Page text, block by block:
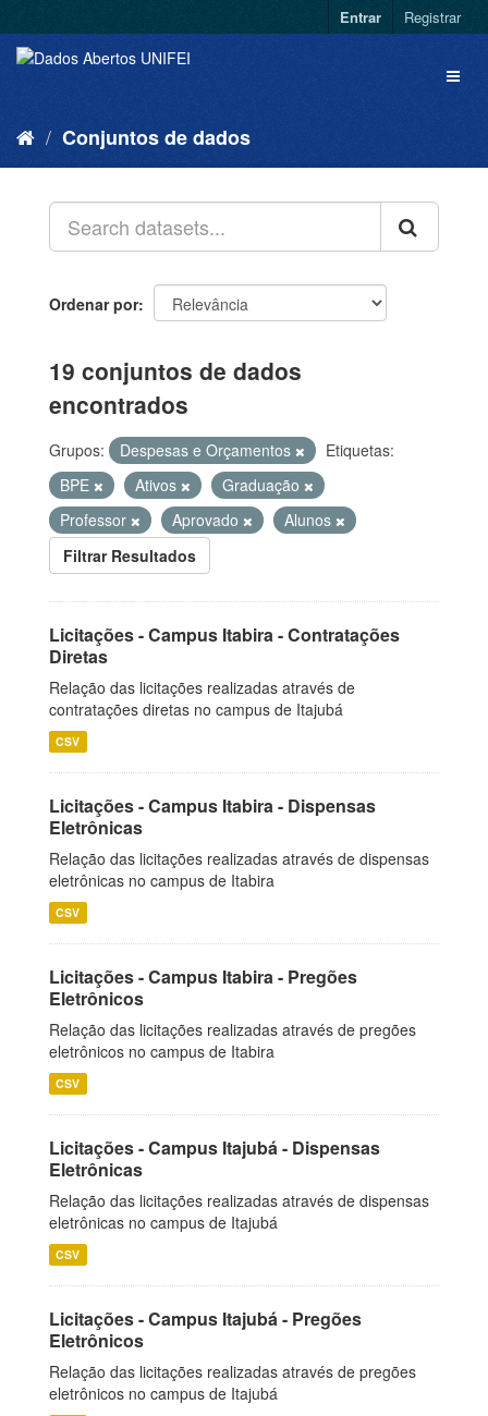
Entrar Registrar
Conjuntos de dados
Ordenar por
19 conjuntos de dados
encontrados
Grupos: Despesas e Orçamentos
Etiquetas:
BPE
Ativos
Graduação
Professor
Aprovado
Alunos
Filtrar Resultados
Licitações - Campus Itabira - Contratações
Diretas
Relação das licitações realizadas através de
contratações diretas no campus de Itajubá
CSV
Licitações - Campus Itabira - Dispensas
Eletrônicas
Relação das licitações realizadas através de dispensas
eletrônicas no campus de Itabira
CSV
Licitações - Campus Itabira - Pregões
Eletrônicos
Relação das licitações realizadas através de pregões
eletrônicos no campus de Itabira
CSV
Licitações - Campus Itajubá - Dispensas
Eletrônicas
Relação das licitações realizadas através de dispensas
eletrônicas no campus de Itajubá
CSV
Licitações - Campus Itajubá - Pregões
Eletrônicos
Relação das licitações realizadas através de pregões
eletrônicos no campus de Itajubá